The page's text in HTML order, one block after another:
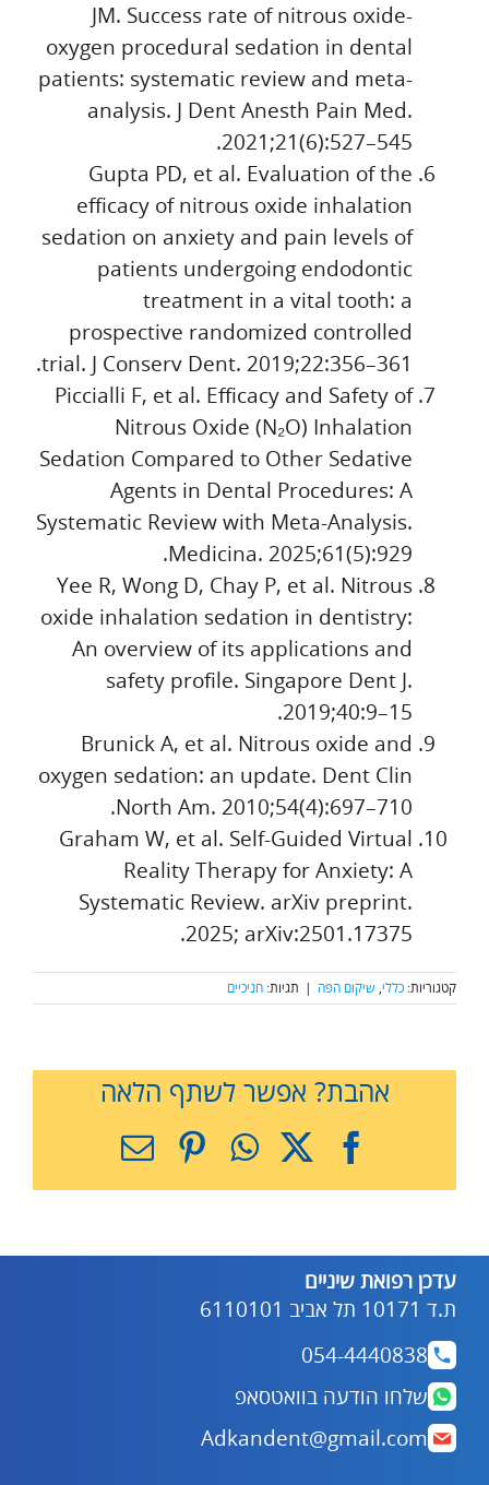
JM. Success rate of nitrous oxide-
oxygen procedural sedation in dental
patients: systematic review and meta-
analysis. J Dent Anesth Pain Med.
2021;21(6):527–545.
Gupta PD, et al. Evaluation of the
efficacy of nitrous oxide inhalation
sedation on anxiety and pain levels of
patients undergoing endodontic
treatment in a vital tooth: a
prospective randomized controlled
trial. J Conserv Dent. 2019;22:356–361.
Piccialli F, et al. Efficacy and Safety of
Nitrous Oxide (N₂O) Inhalation
Sedation Compared to Other Sedative
Agents in Dental Procedures: A
Systematic Review with Meta-Analysis.
Medicina. 2025;61(5):929.
Yee R, Wong D, Chay P, et al. Nitrous
oxide inhalation sedation in dentistry:
An overview of its applications and
safety profile. Singapore Dent J.
2019;40:9–15.
Brunick A, et al. Nitrous oxide and
oxygen sedation: an update. Dent Clin
North Am. 2010;54(4):697–710.
Graham W, et al. Self-Guided Virtual
Reality Therapy for Anxiety: A
Systematic Review. arXiv preprint.
2025; arXiv:2501.17375.
קטגוריות: כללי, שיקום הפה | תגיות: חניכיים
אהבת? אפשר לשתף הלאה
Facebook
X
WhatsApp
Pinterest
כתובת
עדכן רפואת שיניים
ת.ד 10171 תל אביב 6110101
054-4440838
שלחו הודעה בוואטסאפ
Adkandent@gmail.com